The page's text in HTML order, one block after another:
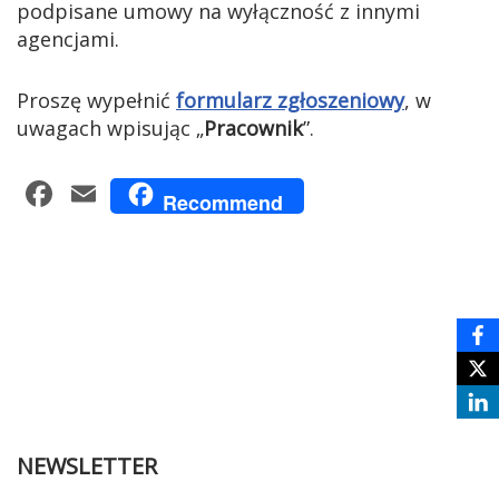
podpisane umowy na wyłączność z innymi
agencjami.
Proszę wypełnić formularz zgłoszeniowy, w
uwagach wpisując „Pracownik”.
F
E
Recommend
NEWSLETTER